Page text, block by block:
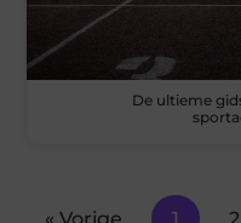
De ultieme